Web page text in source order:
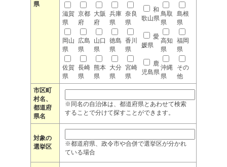
県
滋賀
県
京都
府
大阪
府
兵庫
県
奈良
県
和
歌山県
鳥取
県
島根
県
岡山
県
広島
県
山口
県
徳島
県
香川
県
愛
媛県
高知
県
福岡
県
佐賀
県
長崎
県
熊本
県
大分
県
宮崎
県
鹿
児島県
沖縄
県
その
他
市区町
村名、
都道府
県名
※同名の自治体は、都道府県とあわせて検索
することで分けて探すことができます。
対象の
選挙区
※都道府県、政令市や合併で選挙区が分かれ
ている場合